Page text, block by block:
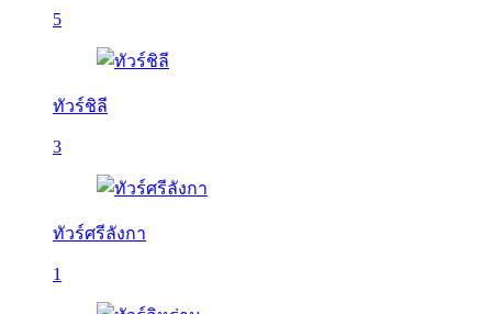
5
ทัวร์ชิลี
3
ทัวร์ศรีลังกา
1